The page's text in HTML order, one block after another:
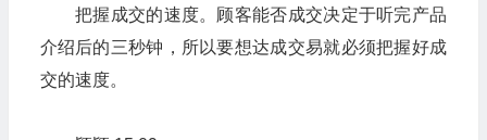
把握成交的速度。顾客能否成交决定于听完产品
介绍后的三秒钟，所以要想达成交易就必须把握好成
交的速度。